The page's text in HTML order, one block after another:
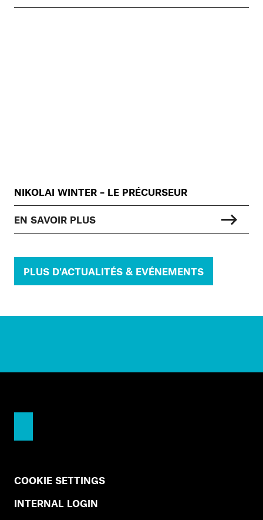
NIKOLAI WINTER – LE PRÉCURSEUR
EN SAVOIR PLUS
PLUS D'ACTUALITÉS & EVÉNEMENTS
COOKIE SETTINGS
INTERNAL LOGIN